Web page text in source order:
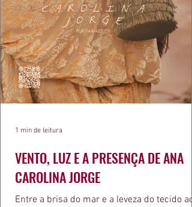
VENTO, LUZ E A PRESENÇA DE ANA
CAROLINA JORGE
Entre a brisa do mar e a leveza do tecido ao
1 min de leitura